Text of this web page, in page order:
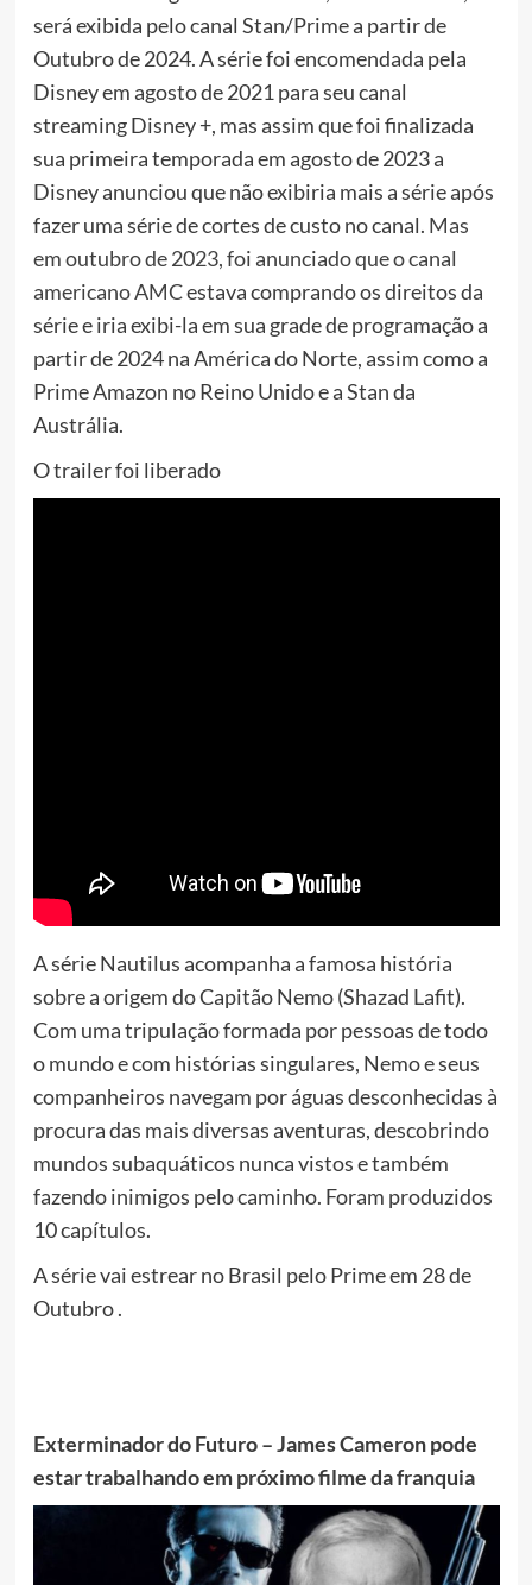
será exibida pelo canal Stan/Prime a partir de
Outubro de 2024. A série foi encomendada pela
Disney em agosto de 2021 para seu canal
streaming Disney +, mas assim que foi finalizada
sua primeira temporada em agosto de 2023 a
Disney anunciou que não exibiria mais a série após
fazer uma série de cortes de custo no canal. Mas
em outubro de 2023, foi anunciado que o canal
americano AMCestava comprando os direitos da
série e iria exibi-la em sua grade de programação a
partir de 2024 na América do Norte, assim como a
Prime Amazon no Reino Unido e a Stan da
Austrália.
O trailer foi liberado
A série Nautilus acompanha a famosa história
sobre a origem do Capitão Nemo (Shazad Lafit).
Com uma tripulação formada por pessoas de todo
o mundo e com histórias singulares, Nemo e seus
companheiros navegam por águas desconhecidas à
procura das mais diversas aventuras, descobrindo
mundos subaquáticos nunca vistos e também
fazendo inimigos pelo caminho. Foram produzidos
10 capítulos.
A série vai estrear no Brasil pelo Prime em 28 de
Outubro .
Exterminador do Futuro – James Cameron pode
estar trabalhando em próximo filme da franquia